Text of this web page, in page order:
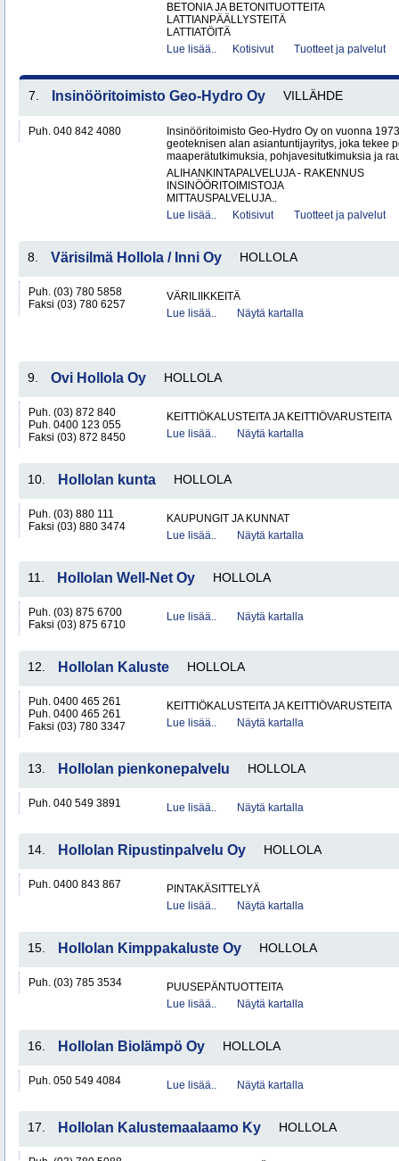
BETONIA JA BETONITUOTTEITA
LATTIANPÄÄLLYSTEITÄ
LATTIATÖITÄ
Lue lisää..
Kotisivut Tuotteet ja palvelut
7. Insinööritoimisto Geo-Hydro Oy VILLÄHDE
Puh. 040 842 4080
Insinööritoimisto Geo-Hydro Oy on vuonna
geoteknisen alan asiantuntijayritys, joka tekee
maaperätutkimuksia, pohjavesitutkimuksia ja
ALIHANKINTAPALVELUJA - RAKENNUS
INSINÖÖRITOIMISTOJA
MITTAUSPALVELUJA..
Lue lisää..
Kotisivut Tuotteet ja palvelut
8. Värisilmä Hollola / Inni Oy HOLLOLA
Puh. (03) 780 5858
Faksi (03) 780 6257
VÄRILIIKKEITÄ
Lue lisää..
Näytä kartalla
9. Ovi Hollola Oy HOLLOLA
Puh. (03) 872 840
Puh. 0400 123 055
Faksi (03) 872 8450
KEITTIÖKALUSTEITA JA KEITTIÖVARUSTEITA
Lue lisää..
Näytä kartalla
10. Hollolan kunta HOLLOLA
Puh. (03) 880 111
Faksi (03) 880 3474
KAUPUNGIT JA KUNNAT
Lue lisää..
Näytä kartalla
11. Hollolan Well-Net Oy HOLLOLA
Puh. (03) 875 6700
Faksi (03) 875 6710
Lue lisää.. Näytä kartalla
12. Hollolan Kaluste HOLLOLA
Puh. 0400 465 261
Puh. 0400 465 261
Faksi (03) 780 3347
KEITTIÖKALUSTEITA JA KEITTIÖVARUSTEITA
Lue lisää..
Näytä kartalla
13. Hollolan pienkonepalvelu HOLLOLA
Puh. 040 549 3891 Lue lisää.. Näytä kartalla
14. Hollolan Ripustinpalvelu Oy HOLLOLA
Puh. 0400 843 867
PINTAKÄSITTELYÄ
Lue lisää..
Näytä kartalla
15. Hollolan Kimppakaluste Oy HOLLOLA
Puh. (03) 785 3534
PUUSEPÄNTUOTTEITA
Lue lisää..
Näytä kartalla
16. Hollolan Biolämpö Oy HOLLOLA
Puh. 050 549 4084 Lue lisää.. Näytä kartalla
17. Hollolan Kalustemaalaamo Ky HOLLOLA